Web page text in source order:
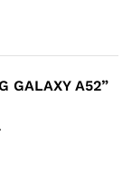
GALAXY A52”